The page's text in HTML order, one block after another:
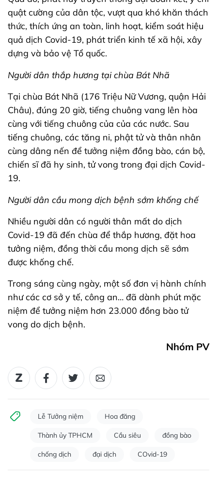
quật cường của dân tộc, vượt qua khó khăn thách
thức, thích ứng an toàn, linh hoạt, kiểm soát hiệu
quả dịch Covid-19, phát triển kinh tế xã hội, xây
dựng và bảo vệ Tổ quốc.
Người dân thắp hương tại chùa Bát Nhã
Tại chùa Bát Nhã (176 Triệu Nữ Vương, quận Hải
Châu), đúng 20 giờ, tiếng chuông vang lên hòa
cùng với tiếng chuông của của các nước. Sau
tiếng chuông, các tăng ni, phật tử và thân nhân
cùng dâng nến để tưởng niệm đồng bào, cán bộ,
chiến sĩ đã hy sinh, tử vong trong đại dịch Covid-
19.
Người dân cầu mong dịch bệnh sớm khống chế
Nhiều người dân có người thân mất do dịch
Covid-19 đã đến chùa để thắp hương, đặt hoa
tưởng niệm, đồng thời cầu mong dịch sẽ sớm
được khống chế.
Trong sáng cùng ngày, một số đơn vị hành chính
như các cơ sở y tế, công an… đã dành phút mặc
niệm để tưởng niệm hơn 23.000 đồng bào tử
vong do dịch bệnh.
Nhóm PV
Lễ Tưởng niệm Hoa đăng
Thành ủy TPHCM Cầu siêu đồng bào
chống dịch đại dịch COvid-19